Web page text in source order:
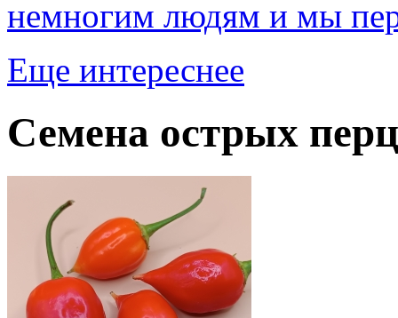
немногим людям и мы
Еще интереснее
Семена острых